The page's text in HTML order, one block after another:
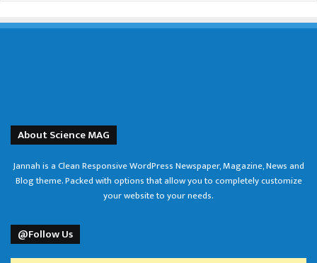
About Science MAG
Jannah is a Clean Responsive WordPress Newspaper, Magazine, News and
Blog theme. Packed with options that allow you to completely customize
your website to your needs.
@Follow Us